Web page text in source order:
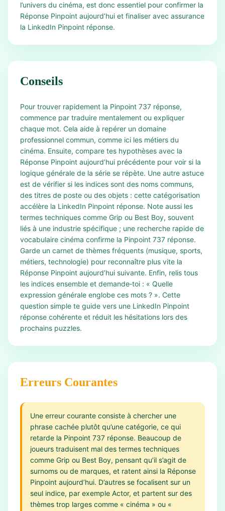
l’univers du cinéma, est donc essentiel pour confirmer la
Réponse Pinpoint aujourd’hui et finaliser avec assurance
la LinkedIn Pinpoint réponse.
Conseils
Pour trouver rapidement la Pinpoint 737 réponse,
commence par traduire mentalement ou expliquer
chaque mot. Cela aide à repérer un domaine
professionnel commun, comme ici les métiers du
cinéma. Ensuite, compare tes hypothèses avec la
Réponse Pinpoint aujourd’hui précédente pour voir si la
logique générale de la série se répète. Une autre astuce
est de vérifier si les indices sont des noms communs,
des titres de poste ou des objets : cette catégorisation
accélère la LinkedIn Pinpoint réponse. Note aussi les
termes techniques comme Grip ou Best Boy, souvent
liés à une industrie spécifique ; une recherche rapide de
vocabulaire cinéma confirme la Pinpoint 737 réponse.
Garde un carnet de thèmes fréquents (musique, sports,
métiers, technologie) pour reconnaître plus vite la
Réponse Pinpoint aujourd’hui suivante. Enfin, relis tous
les indices ensemble et demande‑toi : « Quelle
expression générale englobe ces mots ? ». Cette
question simple te guide vers une LinkedIn Pinpoint
réponse cohérente et réduit les hésitations lors des
prochains puzzles.
Erreurs Courantes
Une erreur courante consiste à chercher une
phrase cachée plutôt qu’une catégorie, ce qui
retarde la Pinpoint 737 réponse. Beaucoup de
joueurs traduisent mal des termes techniques
comme Grip ou Best Boy, pensant qu’il s’agit de
surnoms ou de marques, et ratent ainsi la Réponse
Pinpoint aujourd’hui. D’autres se focalisent sur un
seul indice, par exemple Actor, et partent sur des
thèmes trop larges comme « cinéma » ou «